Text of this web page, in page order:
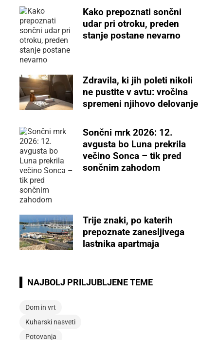
Kako prepoznati sončni
udar pri otroku, preden
stanje postane nevarno
Zdravila, ki jih poleti nikoli
ne pustite v avtu: vročina
spremeni njihovo delovanje
Sončni mrk 2026: 12.
avgusta bo Luna prekrila
večino Sonca – tik pred
sončnim zahodom
Trije znaki, po katerih
prepoznate zanesljivega
lastnika apartmaja
NAJBOLJ PRILJUBLJENE TEME
Dom in vrt
Kuharski nasveti
Potovanja